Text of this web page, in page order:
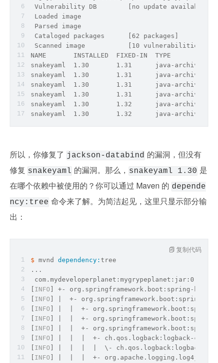
Vulnerability DB        [no update available]
Loaded image
Parsed image
Cataloged packages      [62 packages]
Scanned image           [10 vulnerabilities]
NAME       INSTALLED  FIXED-IN  TYPE
snakeyaml  1.30       1.31      java-archive
snakeyaml  1.30       1.31      java-archive
snakeyaml  1.30       1.31      java-archive
snakeyaml  1.30       1.31      java-archive
snakeyaml  1.30       1.32      java-archive
snakeyaml  1.30       1.32      java-archive
所以，你修复了 jackson-databind 的漏洞，但没有
修复 snakeyaml 的漏洞。那么， snakeyaml 1.30 是
在哪个依赖中被使用的？你可以通过 Maven 的 depende
ncy:tree 命令来了解。为简洁起见，这里只显示部分输
出：
$ mvnd dependency: tree
...
com.mydeveloperplanet:mygrypeplanet:jar:0.0.1-
INFO ] +- org.springframework.boot:spring-
INFO ] |  +- org.springframework.boot:spring-
INFO ] |  |  +-
INFO ] |  |  +-
INFO ] |  |  +-
INFO ] |  |  |  +- ch.qos.logback:logback-
INFO ] |  |  |  |  \- ch.qos.logback:logback-
INFO ] |  |  |  +-
复制代码